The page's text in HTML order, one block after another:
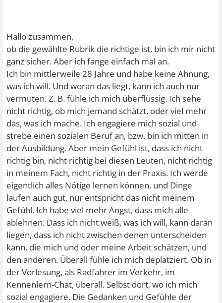
Hallo zusammen,
ob die gewählte Rubrik die richtige ist, bin ich mir nicht
ganz sicher. Aber ich fange einfach mal an.
Ich bin mittlerweile 28 Jahre und habe keine Ahnung,
was ich will. Und woran das liegt, kann ich auch nur
vermuten. Z. B. fühle ich mich überflüssig. Ich sehe
nicht richtig, ob mich jemand schätzt, oder viel mehr
das, was ich mache. Ich engagiere mich sozial und
strebe einen sozialen Beruf an, bzw. bin ich mitten in
der Ausbildung. Aber mein Gefühl ist, dass ich nicht
richtig bin, nicht richtig bei diesen Leuten, nicht richtig
in meinem Fach, nicht richtig in der Praxis. Ich werde
eigentlich alles Nötige lernen können, und Dinge
laufen auch gut, nur entspricht das nicht meinem
Gefühl. Ich habe viel mehr Angst, dass mich alle
ablehnen. Dass ich nicht weiß, was ich will, kann daran
liegen, dass ich nicht zwischen denen unterscheiden
kann, die mich und oder meine Arbeit schätzen, und
den anderen. Überall fühle ich mich deplatziert. Ob in
der Vorlesung, als Radfahrer im Verkehr, im
Kennenlern-Chat, überall. Selbst dort, wo ich mich
sozial engagiere. Die Gedanken und Gefühle der